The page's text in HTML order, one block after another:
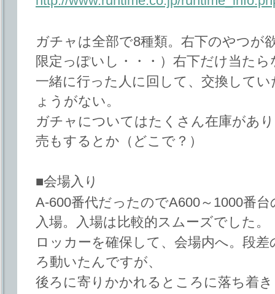
ガチャは全部で8種類。右下のやつが
限定っぽいし・・・）右下だけ当た
一緒に行った人に回して、交換して
ょうがない。
ガチャについてはたくさん在庫があ
売もするとか（どこで？）
■会場入り
A-600番代だったのでA600～1000番
入場。入場は比較的スムーズでした。
ロッカーを確保して、会場内へ。段
ろ動いたんですが、
後ろに寄りかかれるところに落ち着